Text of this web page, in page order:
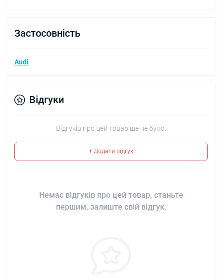
Застосовність
Audi
Відгуки
Відгуків про цей товар ще не було.
+ Додати відгук
Немає відгуків про цей товар, станьте
першим, залиште свій відгук.